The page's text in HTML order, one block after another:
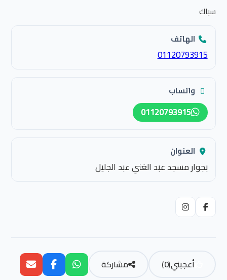
سباك
الهاتف
01120793915
واتساب
01120793915
العنوان
بجوار مسجد عبد الغني عبد الجليل
أعجبني(
0
) مشاركة